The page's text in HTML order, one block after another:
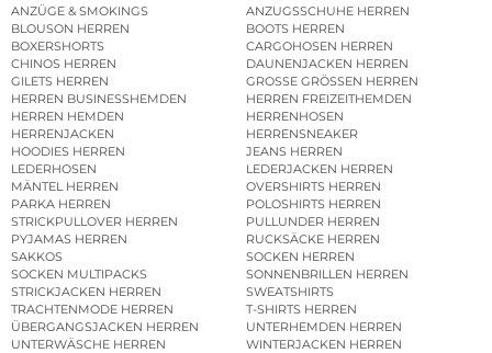
ANZÜGE & SMOKINGS
ANZUGSSCHUHE HERREN
BLOUSON HERREN
BOOTS HERREN
BOXERSHORTS
CARGOHOSEN HERREN
CHINOS HERREN
DAUNENJACKEN HERREN
GILETS HERREN
GROSSE GRÖSSEN HERREN
HERREN BUSINESSHEMDEN
HERREN FREIZEITHEMDEN
HERREN HEMDEN
HERRENHOSEN
HERRENJACKEN
HERRENSNEAKER
HOODIES HERREN
JEANS HERREN
LEDERHOSEN
LEDERJACKEN HERREN
MÄNTEL HERREN
OVERSHIRTS HERREN
PARKA HERREN
POLOSHIRTS HERREN
STRICKPULLOVER HERREN
PULLUNDER HERREN
PYJAMAS HERREN
RUCKSÄCKE HERREN
SAKKOS
SOCKEN HERREN
SOCKEN MULTIPACKS
SONNENBRILLEN HERREN
STRICKJACKEN HERREN
SWEATSHIRTS
TRACHTENMODE HERREN
T-SHIRTS HERREN
ÜBERGANGSJACKEN HERREN
UNTERHEMDEN HERREN
UNTERWÄSCHE HERREN
WINTERJACKEN HERREN